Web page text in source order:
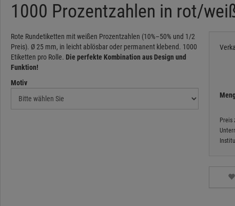
1000 Prozentzahlen in rot/
Rote Rundetiketten mit weißen Prozentzahlen (10%–50% und 1/2
Preis). Ø 25 mm, in leicht ablösbar oder permanent klebend. 1000
Etiketten pro Rolle. Die perfekte Kombination aus Design und
Funktion!
Motiv
Preis